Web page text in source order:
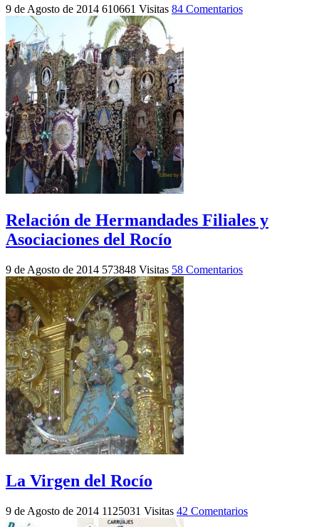
9 de Agosto de 2014 610661 Visitas 84 Comentarios
Relación de Hermandades Filiales y
Asociaciones del Rocío
9 de Agosto de 2014 573848 Visitas 58 Comentarios
La Virgen del Rocío
9 de Agosto de 2014 1125031 Visitas 42 Comentarios